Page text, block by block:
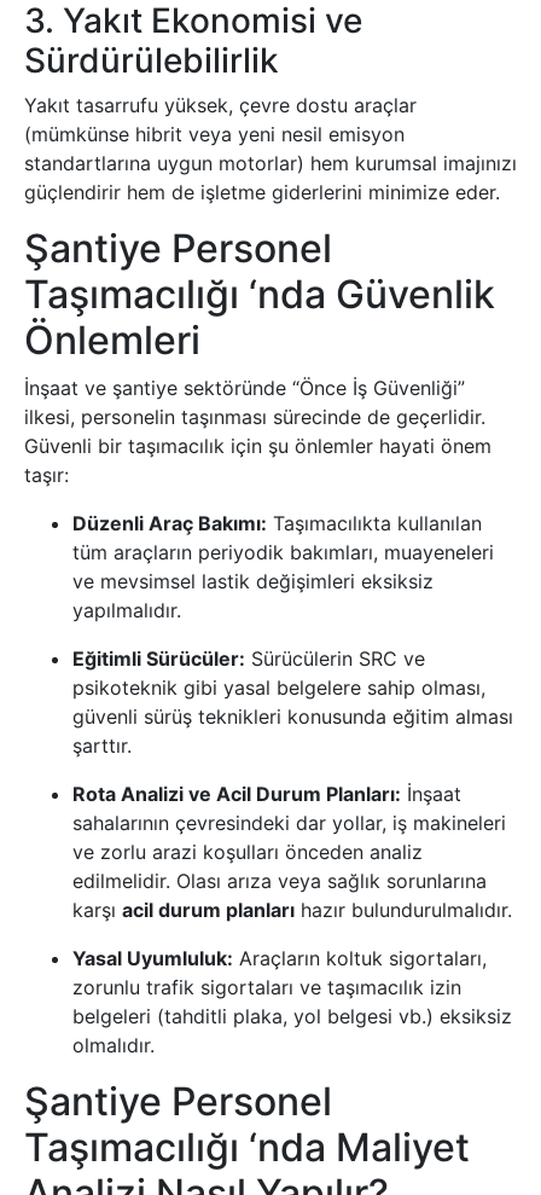
3. Yakıt Ekonomisi ve
Sürdürülebilirlik
Yakıt tasarrufu yüksek, çevre dostu araçlar
(mümkünse hibrit veya yeni nesil emisyon
standartlarına uygun motorlar) hem kurumsal imajınızı
güçlendirir hem de işletme giderlerini minimize eder.
Şantiye Personel
Taşımacılığı ‘nda Güvenlik
Önlemleri
İnşaat ve şantiye sektöründe “Önce İş Güvenliği”
ilkesi, personelin taşınması sürecinde de geçerlidir.
Güvenli bir taşımacılık için şu önlemler hayati önem
taşır:
Düzenli Araç Bakımı: Taşımacılıkta kullanılan
tüm araçların periyodik bakımları, muayeneleri
ve mevsimsel lastik değişimleri eksiksiz
yapılmalıdır.
Eğitimli Sürücüler: Sürücülerin SRC ve
psikoteknik gibi yasal belgelere sahip olması,
güvenli sürüş teknikleri konusunda eğitim alması
şarttır.
Rota Analizi ve Acil Durum Planları: İnşaat
sahalarının çevresindeki dar yollar, iş makineleri
ve zorlu arazi koşulları önceden analiz
edilmelidir. Olası arıza veya sağlık sorunlarına
karşı acil durum planları hazır bulundurulmalıdır.
Yasal Uyumluluk: Araçların koltuk sigortaları,
zorunlu trafik sigortaları ve taşımacılık izin
belgeleri (tahditli plaka, yol belgesi vb.) eksiksiz
olmalıdır.
Şantiye Personel
Taşımacılığı ‘nda Maliyet